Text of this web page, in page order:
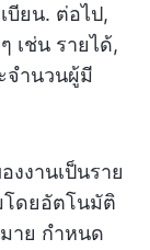
บียน. ต่อไป,
เช่น รายได้,
จำนวนผู้มี
งานเป็นราย
โดยอัตโนมัติ
าย กำหนด